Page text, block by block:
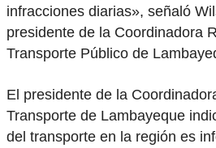
infracciones diarias», señaló
presidente de la Coordinadora
Transporte Público de
El presidente de la
Transporte de Lambayeque
del transporte en la región es